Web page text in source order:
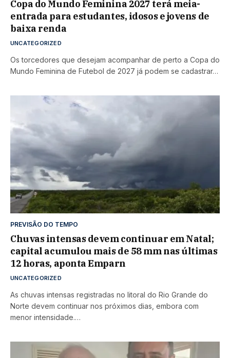
Copa do Mundo Feminina 2027 terá meia-
entrada para estudantes, idosos e jovens de
baixa renda
UNCATEGORIZED
Os torcedores que desejam acompanhar de perto a Copa do
Mundo Feminina de Futebol de 2027 já podem se cadastrar…
PREVISÃO DO TEMPO
Chuvas intensas devem continuar em Natal;
capital acumulou mais de 58 mm nas últimas
12 horas, aponta Emparn
UNCATEGORIZED
As chuvas intensas registradas no litoral do Rio Grande do
Norte devem continuar nos próximos dias, embora com
menor intensidade.…